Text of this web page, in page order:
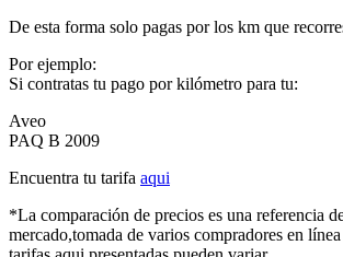
De esta forma solo pagas por los km que
Por ejemplo:
Si contratas tu pago por kilómetro para tu:
Aveo
PAQ B 2009
Encuentra tu tarifa aqui
*La comparación de precios es una referencia
mercado,tomada de varios compradores en